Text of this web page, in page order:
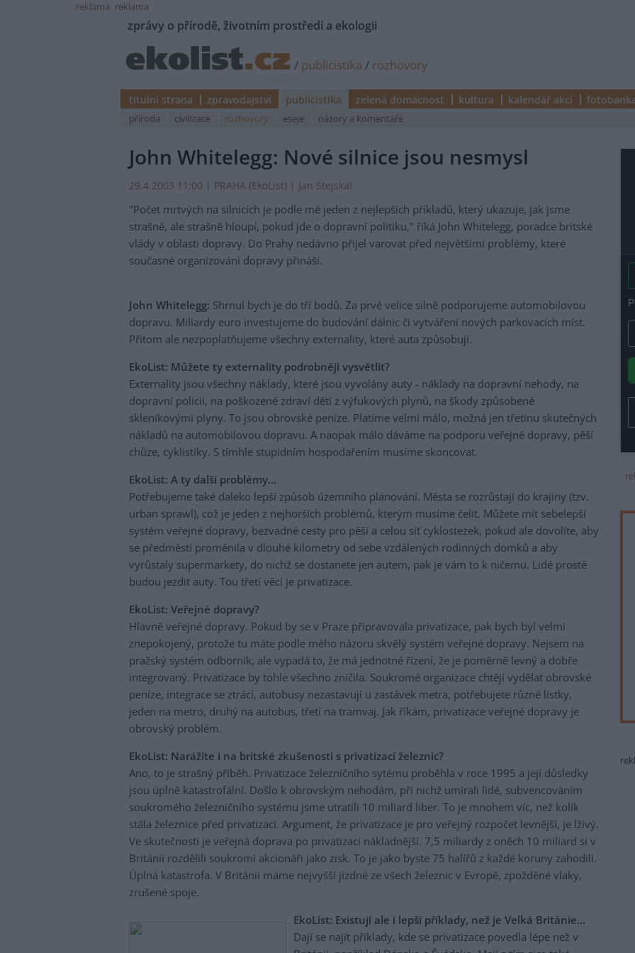
reklama reklama
zprávy o přírodě, životním prostředí a ekologii
/ publicistika / rozhovory
titulní strana zpravodajství publicistika zelená domácnost kultura kalendář akcí
příroda civilizace rozhovory eseje názory a komentáře
John Whitelegg: Nové silnice jsou nesmysl
29.4.2003 11:00 | PRAHA (EkoList) | Jan Stejskal
"Počet mrtvých na silnicích je podle mě jeden z nejlepších příkladů, který ukazuje, jak jsme
strašně, ale strašně hloupí, pokud jde o dopravní politiku," říká John Whitelegg, poradce britské
vlády v oblasti dopravy. Do Prahy nedávno přijel varovat před největšími problémy, které
současné organizování dopravy přináší.
John Whitelegg: Shrnul bych je do tří bodů. Za prvé velice silně podporujeme automobilovou
dopravu. Miliardy euro investujeme do budování dálnic či vytváření nových parkovacích míst.
Přitom ale nezpoplatňujeme všechny externality, které auta způsobují.
EkoList: Můžete ty externality podrobněji vysvětlit?
Externality jsou všechny náklady, které jsou vyvolány auty - náklady na dopravní nehody, na
dopravní policii, na poškozené zdraví dětí z výfukových plynů, na škody způsobené
skleníkovými plyny. To jsou obrovské peníze. Platíme velmi málo, možná jen třetinu skutečných
nákladů na automobilovou dopravu. A naopak málo dáváme na podporu veřejné dopravy, pěší
chůze, cyklistiky. S tímhle stupidním hospodařením musíme skoncovat.
EkoList: A ty další problémy...
Potřebujeme také daleko lepší způsob územního plánování. Města se rozrůstají do krajiny (tzv.
urban sprawl), což je jeden z nejhorších problémů, kterým musíme čelit. Můžete mít sebelepší
systém veřejné dopravy, bezvadné cesty pro pěší a celou síť cyklostezek, pokud ale dovolíte, aby
se předměstí proměnila v dlouhé kilometry od sebe vzdálených rodinných domků a aby
vyrůstaly supermarkety, do nichž se dostanete jen autem, pak je vám to k ničemu. Lidé prostě
budou jezdit auty. Tou třetí věcí je privatizace.
EkoList: Veřejné dopravy?
Hlavně veřejné dopravy. Pokud by se v Praze připravovala privatizace, pak bych byl velmi
znepokojený, protože tu máte podle mého názoru skvělý systém veřejné dopravy. Nejsem na
pražský systém odborník, ale vypadá to, že má jednotné řízení, že je poměrně levný a dobře
integrovaný. Privatizace by tohle všechno zničila. Soukromé organizace chtějí vydělat obrovské
peníze, integrace se ztrácí, autobusy nezastavují u zastávek metra, potřebujete různé lístky,
jeden na metro, druhý na autobus, třetí na tramvaj. Jak říkám, privatizace veřejné dopravy je
obrovský problém.
EkoList: Narážíte i na britské zkušenosti s privatizací železnic?
Ano, to je strašný příběh. Privatizace železničního sytému proběhla v roce 1995 a její důsledky
jsou úplně katastrofální. Došlo k obrovským nehodám, při nichž umírali lidé, subvencováním
soukromého železničního systému jsme utratili 10 miliard liber. To je mnohem víc, než kolik
stála železnice před privatizací. Argument, že privatizace je pro veřejný rozpočet levnější, je lživý.
Ve skutečnosti je veřejná doprava po privatizaci nákladnější. 7,5 miliardy z oněch 10 miliard si v
Británii rozdělili soukromí akcionáři jako zisk. To je jako byste 75 halířů z každé koruny zahodili.
Úplná katastrofa. V Británii máme nejvyšší jízdné ze všech železnic v Evropě, zpožděné vlaky,
zrušené spoje.
EkoList: Existují ale i lepší příklady, než je Velká Británie...
Dají se najít příklady, kde se privatizace povedla lépe než v